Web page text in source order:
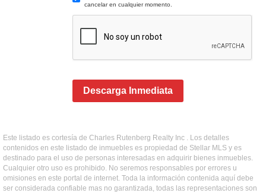
cancelar en cualquier momento.
Descarga Inmediata
Este listado es cortesía de Charles Rutenberg Realty Inc . Los detalles
contenidos en este listado de inmuebles es propiedad de Stellar MLS y es
destinado para el uso de personas interesadas en adquirir bienes inmuebles.
Cualquier otro uso es prohibido. No seremos responsables por errores u
omisiones en este portal de internet. Toda la información contenida aquí debe
ser considerada confiable mas no garantizada, todas las representaciones son